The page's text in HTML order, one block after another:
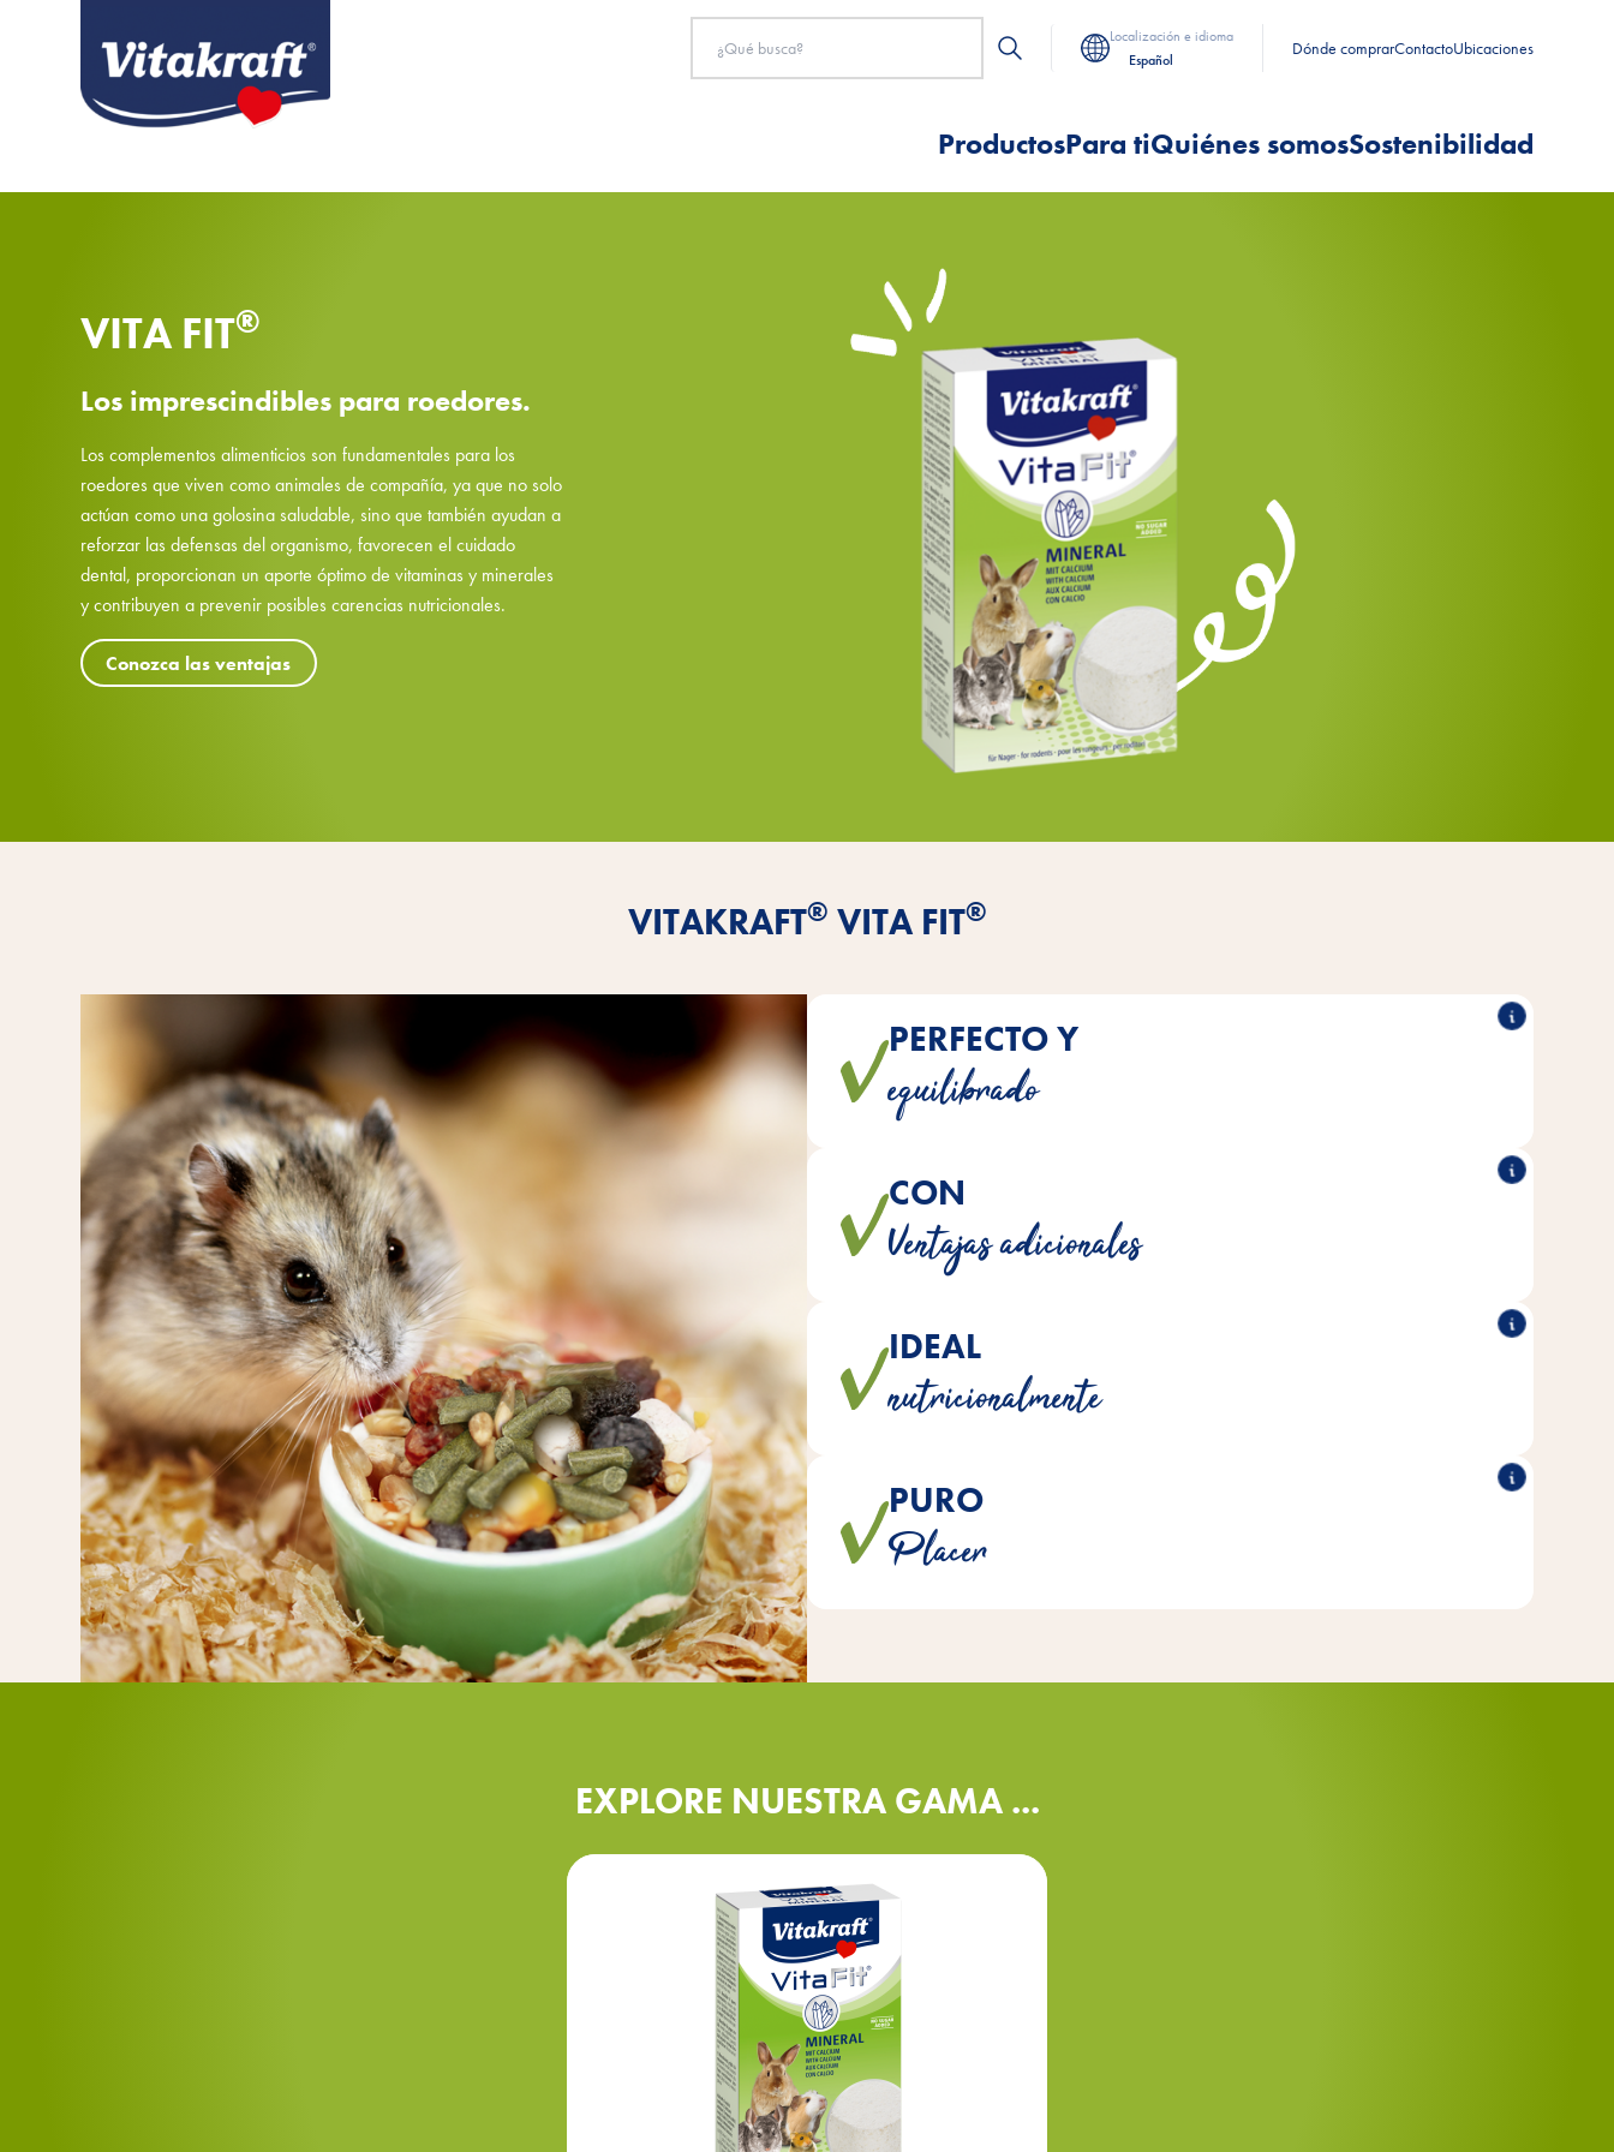
Localización e idioma
Español
Dónde comprarContactoUbicaciones
ProductosPara tiQuiénes somosSostenibilidad
VITA FIT®
Los imprescindibles para roedores.
Los complementos alimenticios son fundamentales para los
roedores que viven como animales de compañía, ya que no solo
actúan como una golosina saludable, sino que también ayudan a
reforzar las defensas del organismo, favorecen el cuidado
dental, proporcionan un aporte óptimo de vitaminas y minerales
y contribuyen a prevenir posibles carencias nutricionales.
Conozca las ventajas
VITAKRAFT® VITA FIT®
PERFECTO Y
equilibrado
ofrecen un aporte óptimo de vitaminas y minerales que
ayudan a compensar las carencias nutricionales de tu roedor.
CON
Ventajas adicionales
Estas sabrosas golosinas sirven, por ejemplo, para reforzar las defensas del organismo.
IDEAL
nutricionalmente
Los complementos alimenticios están optimizados para satisfacer las necesidades
nutricionales de sus roedores.
PURO
Placer
se fabrican sin adición de colorantes ni conservantes
EXPLORE NUESTRA GAMA ...